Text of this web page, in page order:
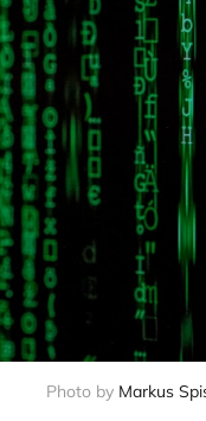
Photo by Markus